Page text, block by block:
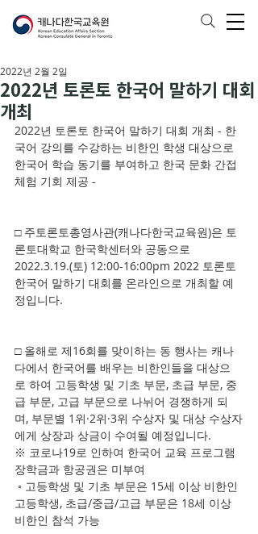
2022년 토론토 한국어 말하기 대회
개최
2022년 2월 2일
2022년 토론토 한국어 말하기 대회 개최 - 한
국어 강의를 수강하는 비한인 학생 대상으로
한국어 학습 동기를 부여하고 한국 문화 간접
체험 기회 제공 -
□ 주토론토총영사관(캐나다한국교육원)은 토
론토대학교 한국학센터와 공동으로
2022.3.19.(토) 12:00-16:00pm 2022 토론토
한국어 말하기 대회를 온라인으로 개최할 예
정입니다.
□ 올해로 제16회를 맞이하는 동 행사는 캐나
다에서 한국어를 배우는 비한인들을 대상으
로 하여 고등학생 및 기초 부문, 초급 부문, 중
급 부문, 고급 부문으로 나뉘어 경쟁하게 되
며, 부문별 1위·2위·3위 수상자 및 대상 수상자
에게 상장과 상금이 수여될 예정입니다.
※ 코로나19로 인하여 한국어 교육 프로그램
장학금과 항공권은 미부여
고등학생, 초급/중급/고급 부문은 18세 이상
비한인 참석 가능